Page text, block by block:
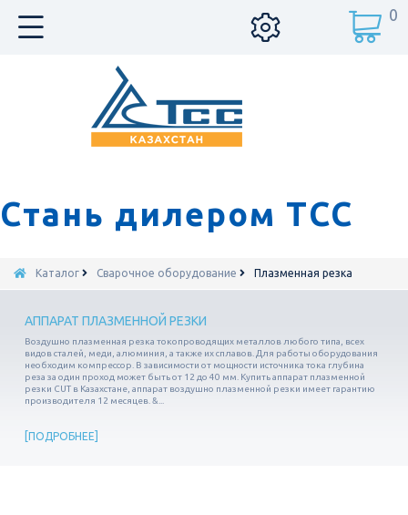
Стань дилером ТСС
0
Каталог Сварочное оборудование Плазменная резка
АППАРАТ ПЛАЗМЕННОЙ РЕЗКИ
Воздушно плазменная резка токопроводящих металлов любого типа, всех
видов сталей, меди, алюминия, а также их сплавов. Для работы оборудования
необходим компрессор. В зависимости от мощности источника тока глубина
реза за один проход может быть от 12 до 40 мм. Купить аппарат плазменной
резки CUT в Казахстане, аппарат воздушно плазменной резки имеет гарантию
производителя 12 месяцев. &...
ПОДРОБНЕЕ